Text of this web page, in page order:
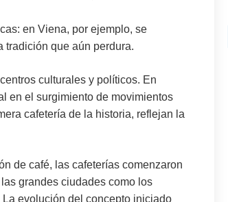
en Viena, por ejemplo, se
tradición que aún perdura.
culturales y políticos. En
en el surgimiento de movimientos
cafetería de la historia, reflejan la
de café, las cafeterías comenzaron
grandes ciudades como los
evolución del concepto iniciado